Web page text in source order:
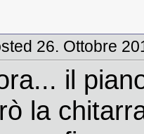
26. Ottobre
il
la